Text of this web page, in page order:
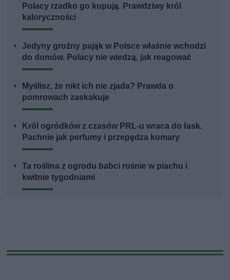
Polacy rzadko go kupują. Prawdziwy król
kaloryczności
Jedyny groźny pająk w Polsce właśnie wchodzi
do domów. Polacy nie wiedzą, jak reagować
Myślisz, że nikt ich nie zjada? Prawda o
pomrowach zaskakuje
Król ogródków z czasów PRL-u wraca do łask.
Pachnie jak perfumy i przepędza komary
Ta roślina z ogrodu babci rośnie w piachu i
kwitnie tygodniami